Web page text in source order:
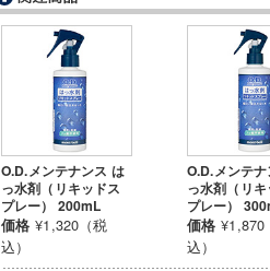
O.D.メンテナンス は
っ水剤（リキッドス
プレー） 200mL
価格 ¥1,320（税
込）
O.D.メンテ
っ水剤（リキ
プレー）
価格 ¥1,870
込）